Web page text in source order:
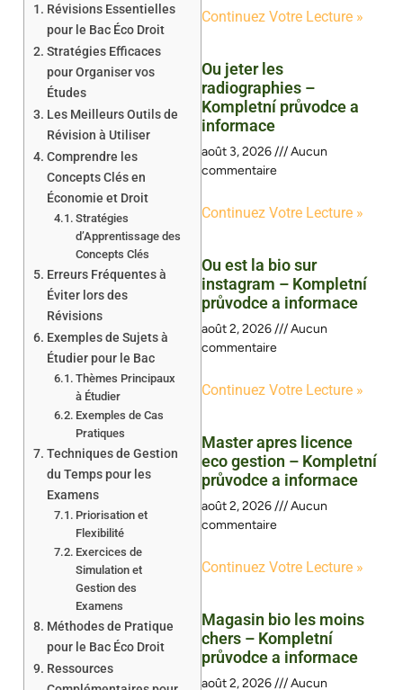
Révisions Essentielles
pour le Bac Éco Droit
Stratégies Efficaces
pour Organiser vos
Études
Les Meilleurs Outils de
Révision à Utiliser
Comprendre les
Concepts Clés en
Économie et Droit
Stratégies
d’Apprentissage des
Concepts Clés
Erreurs Fréquentes à
Éviter lors des
Révisions
Exemples de Sujets à
Étudier pour le Bac
Thèmes Principaux
à Étudier
Exemples de Cas
Pratiques
Techniques de Gestion
du Temps pour les
Examens
Priorisation et
Flexibilité
Exercices de
Simulation et
Gestion des
Examens
Méthodes de Pratique
pour le Bac Éco Droit
Ressources
Continuez Votre Lecture »
Ou jeter les
radiographies –
Kompletní průvodce a
informace
août 3, 2026
Aucun
commentaire
Continuez Votre Lecture »
Ou est la bio sur
instagram – Kompletní
průvodce a informace
août 2, 2026
Aucun
commentaire
Continuez Votre Lecture »
Master apres licence
eco gestion – Kompletní
průvodce a informace
août 2, 2026
Aucun
commentaire
Continuez Votre Lecture »
Magasin bio les moins
chers – Kompletní
průvodce a informace
août 2, 2026
Aucun